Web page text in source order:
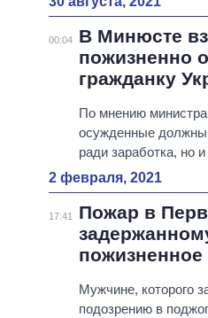
00:04
В Минюсте
пожизненно
гражданку
По мнению
осужденные должны
ради заработка, но
2 февраля, 2021
17:41
Пожар в
пожизненное
Мужчине, которого
подозрению в